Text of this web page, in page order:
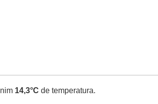
14,3°C de temperatura.